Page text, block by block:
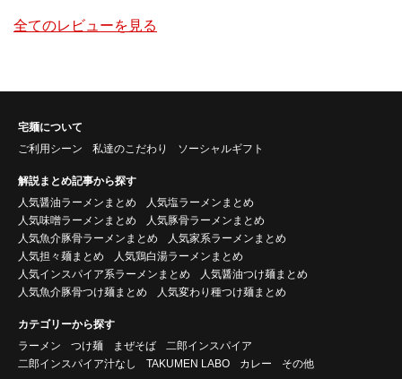
全てのレビューを見る
宅麺について
ご利用シーン
私達のこだわり ソーシャルギフト
解説まとめ記事から探す
人気醤油ラーメンまとめ
人気塩ラーメンまとめ
人気味噌ラーメンまとめ
人気豚骨ラーメンまとめ
人気魚介豚骨ラーメンまとめ
人気家系ラーメンまとめ
人気担々麺まとめ
人気鶏白湯ラーメンまとめ
人気インスパイア系ラーメンまとめ
人気醤油つけ麺まとめ
人気魚介豚骨つけ麺まとめ
人気変わり種つけ麺まとめ
カテゴリーから探す
ラーメン
つけ麺 まぜそば
二郎インスパイア
二郎インスパイア汁なし
TAKUMEN LABO カレー その他